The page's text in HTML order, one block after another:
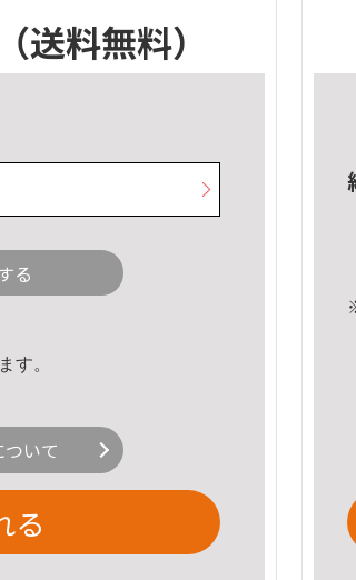
（送料無料）
る
す。
いて
る